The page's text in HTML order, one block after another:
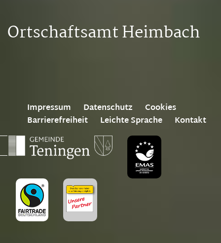
Ortschaftsamt Heimbach
Impressum Datenschutz
Cookies
Barrierefreiheit
Leichte Sprache Kontakt